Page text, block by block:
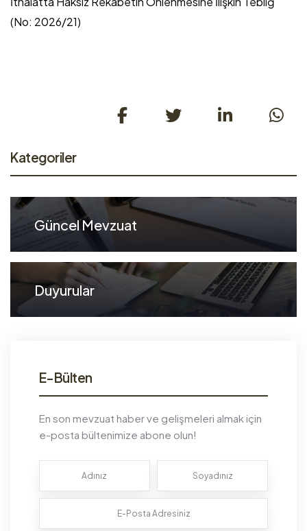
(No: 2026/21)
Kategoriler
Güncel Mevzuat
Duyurular
E-Bülten
En son mevzuat haber ve gelişmeleri almak için
e-posta bültenimize abone olun!